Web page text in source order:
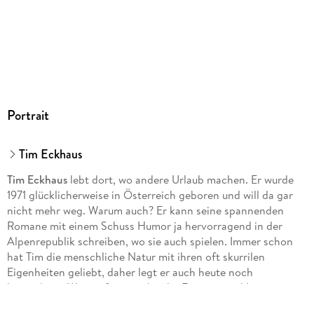
Portrait
Tim Eckhaus
Tim Eckhauslebt dort, wo andere Urlaub machen. Er wurde
1971 glücklicherweise in Österreich geboren und will da gar
nicht mehr weg. Warum auch? Er kann seine spannenden
Romane mit einem Schuss Humor ja hervorragend in der
Alpenrepublik schreiben, wo sie auch spielen. Immer schon
hat Tim die menschliche Natur mit ihren oft skurrilen
Eigenheiten geliebt, daher legt er auch heute noch
besonderen Wert auf sympathische Figuren mit kleinen